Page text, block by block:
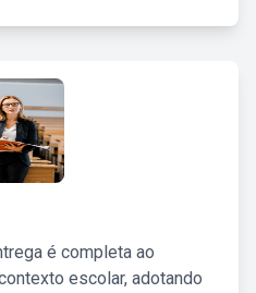
é completa ao
escolar, adotando